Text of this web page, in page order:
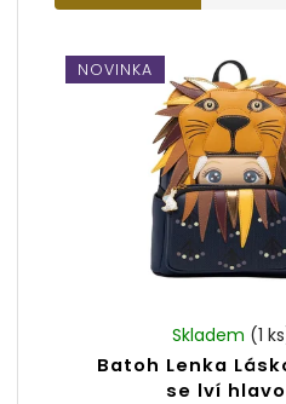
NOVINKA
Batoh Lenka
se lví
Skladem (1